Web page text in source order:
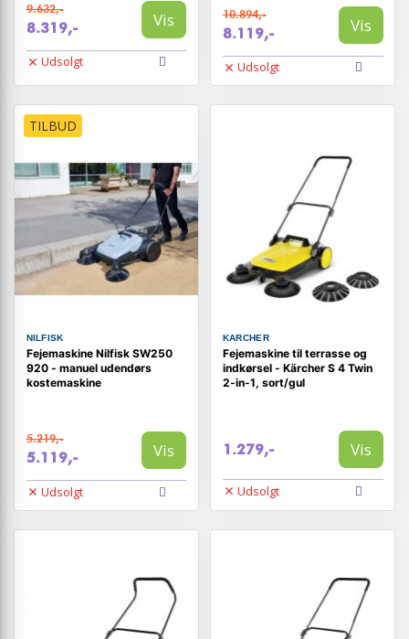
9.632,-
8.319,- Vis
Udsolgt
10.894,-
8.119,- Vis
Udsolgt
TILBUD
NILFISK
Fejemaskine Nilfisk SW250
920 - manuel udendørs
kostemaskine
5.219,-
5.119,- Vis
Udsolgt
KARCHER
Fejemaskine til terrasse og
indkørsel - Kärcher S 4 Twin
2‑in‑1, sort/gul
1.279,- Vis
Udsolgt